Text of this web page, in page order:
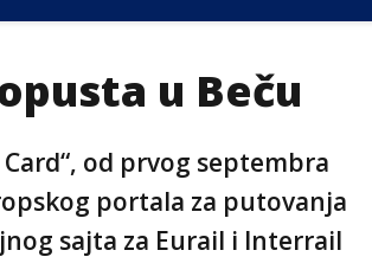
u Beču
od prvog septembra
portala za putovanja
sajta za Eurail i Interrail